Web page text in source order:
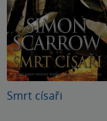
Smrt císaři